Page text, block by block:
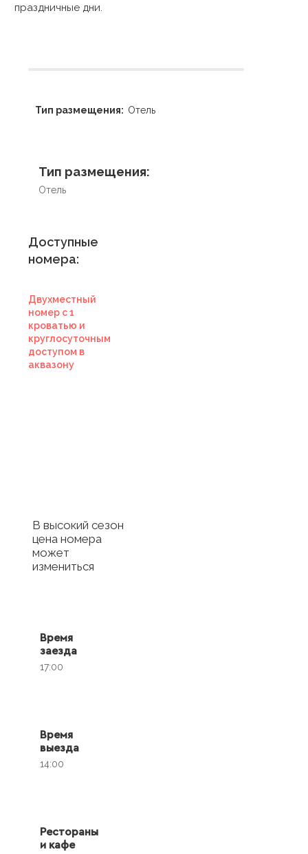
праздничные дни.
Тип размещения: Отель
Тип размещения:
Отель
Доступные
номера:
Двухместный
номер с 1
кроватью и
круглосуточным
доступом в
аквазону
В высокий сезон
цена номера
может
измениться
Время
заезда
17:00
Время
выезда
14:00
Рестораны
и кафе